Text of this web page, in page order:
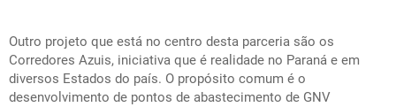
Outro projeto que está no centro desta parceria são os
Corredores Azuis, iniciativa que é realidade no Paraná e em
diversos Estados do país. O propósito comum é o
desenvolvimento de pontos de abastecimento de GNV